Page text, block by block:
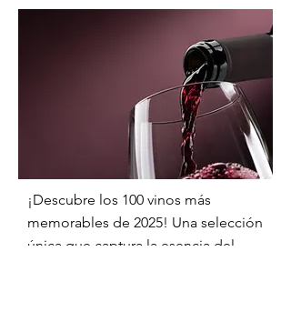
¡Descubre los 100 vinos más
memorables de 2025! Una selección
única que captura la esencia del